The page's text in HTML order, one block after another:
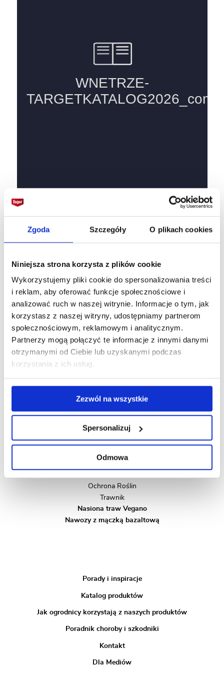
Zgoda Szczegóły O plikach cookies
Niniejsza strona korzysta z plików cookie
Wykorzystujemy pliki cookie do spersonalizowania treści
i reklam, aby oferować funkcje społecznościowe i
analizować ruch w naszej witrynie. Informacje o tym, jak
korzystasz z naszej witryny, udostępniamy partnerom
społecznościowym, reklamowym i analitycznym.
Partnerzy mogą połączyć te informacje z innymi danymi
otrzymanymi od Ciebie lub uzyskanymi podczas
korzystania z ich usług.
Zezwól na wszystkie
Spersonalizuj
Odmowa
Ogród
Iglak i Tuja
Ochrona Roślin
Trawnik
Nasiona traw Vegano
Nawozy z mączką bazaltową
Porady i inspiracje
Katalog produktów
Jak ogrodnicy korzystają z naszych produktów
Poradnik choroby i szkodniki
Kontakt
Dla Mediów